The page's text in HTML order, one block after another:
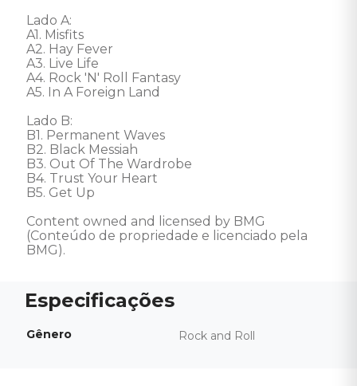
Lado A:
A1. Misfits
A2. Hay Fever
A3. Live Life
A4. Rock 'N' Roll Fantasy
A5. In A Foreign Land
Lado B:
B1. Permanent Waves
B2. Black Messiah
B3. Out Of The Wardrobe
B4. Trust Your Heart
B5. Get Up
Content owned and licensed by BMG
(Conteúdo de propriedade e licenciado pela
BMG).
Gênero Rock and Roll